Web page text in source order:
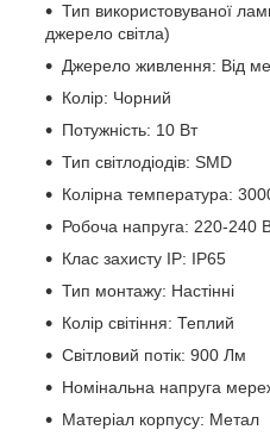
Тип використовуваної
джерело світла)
Джерело живлення: Від
Колір: Чорний
Потужність: 10 Вт
Тип світлодіодів: SMD
Колірна температура:
Робоча напруга: 220-240
Клас захисту IP: IP65
Тип монтажу: Настінні
Колір світіння: Теплий
Світловий потік: 900 Лм
Номінальна напруга
Матеріал корпусу: Метал